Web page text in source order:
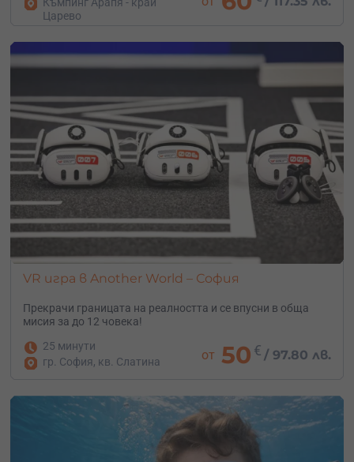
Царево
VR игра в Another World – София
Прекрачи границата на реалността и се впусни в обща
мисия за до 12 човека!
25 минути
гр. София, кв. Слатина
от 50 € / 97.80 лв.